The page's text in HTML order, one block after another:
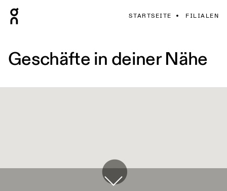
STARTSEITE FILIALEN
Geschäfte in deiner Nähe